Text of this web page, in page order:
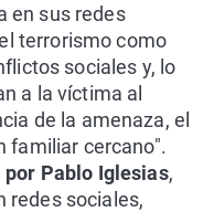
en sus redes
terrorismo como
sociales y, lo
a la víctima al
de la amenaza, el
familiar cercano".
Pablo Iglesias,
redes sociales,